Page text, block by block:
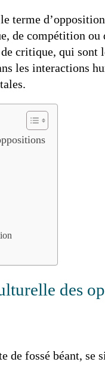
terme
de compétition ou
critique, qui sont
les interactions
des
de fossé béant,